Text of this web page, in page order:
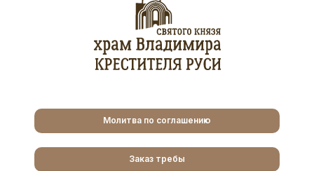
Молитва по соглашению
Заказ требы